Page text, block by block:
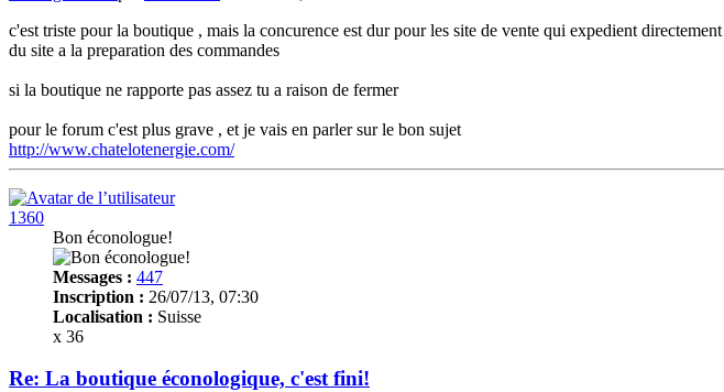
c'est triste pour la boutique , mais la concurence est dur pour les site de vente qui expedient
du site a la preparation des commandes
si la boutique ne rapporte pas assez tu a raison de fermer
pour le forum c'est plus grave , et je vais en parler sur le bon sujet
http://www.chatelotenergie.com/
1360
Bon éconologue!
Messages : 447
Inscription : 26/07/13, 07:30
Localisation : Suisse
x 36
Re: La boutique éconologique, c'est fini!